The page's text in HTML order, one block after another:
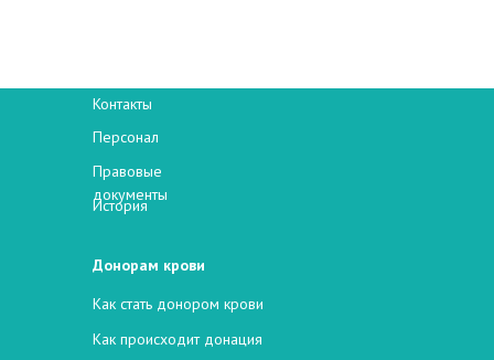
Контакты
Персонал
Правовые
документы
История
Донорам крови
Как происходит донация
Как стать донором крови